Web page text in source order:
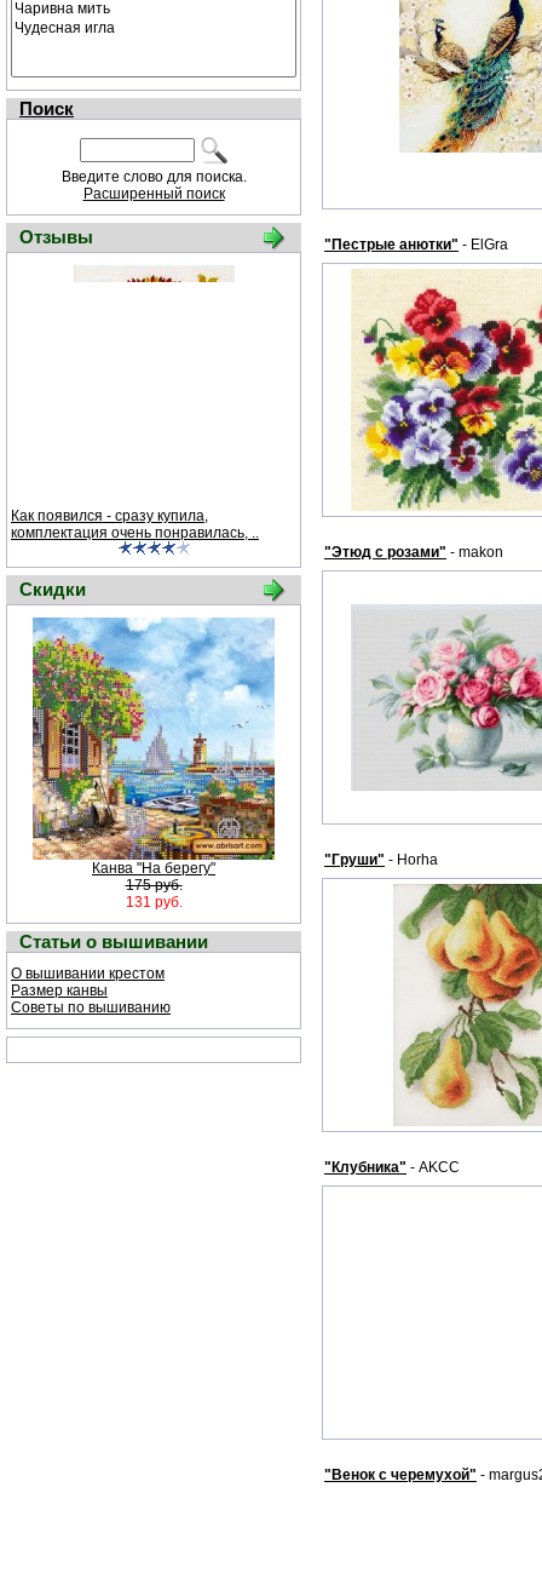
Поиск
Введите слово для поиска.
Расширенный поиск
Отзывы
Как появился - сразу купила,
комплектация очень понравилась, ..
Скидки
Канва "На берегу"
175 руб.
131 руб.
Статьи о вышивании
О вышивании крестом
Размер канвы
Советы по вышиванию
"Пестрые анютки" - ElGra
"Этюд с розами" - makon
"Груши" - Horha
"Клубника" - AKCC
"Венок с черемухой" -